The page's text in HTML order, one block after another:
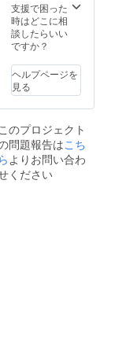
支援で困った
時はどこに相
談したらいい
ですか？
ヘルプページを
見る
のプロジェクト
問題報告はこち
らよりお問い合わ
ください